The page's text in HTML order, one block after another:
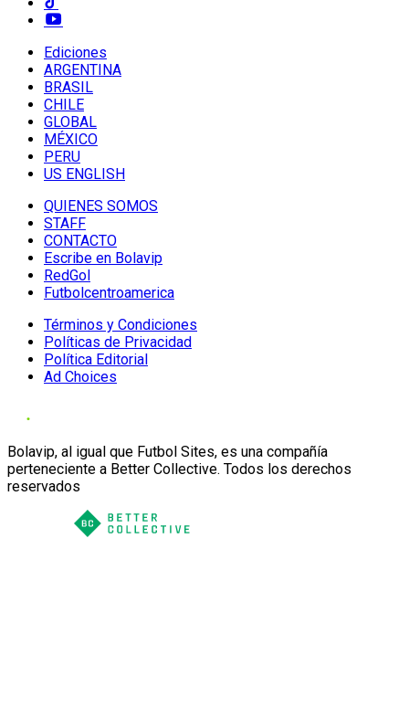
Ediciones
ARGENTINA
BRASIL
CHILE
GLOBAL
MÉXICO
PERU
US ENGLISH
QUIENES SOMOS
STAFF
CONTACTO
Escribe en Bolavip
RedGol
Futbolcentroamerica
Términos y Condiciones
Políticas de Privacidad
Política Editorial
Ad Choices
Bolavip, al igual que Futbol Sites, es una compañía
perteneciente a Better Collective. Todos los derechos
reservados